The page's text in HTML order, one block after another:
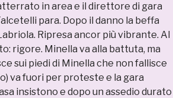
in area e il direttore di gara
para. Dopo il danno la beffa
Ripresa ancor più vibrante. Al
rigore. Minella va alla battuta, ma
sui piedi di Minella che non fallisce
va fuori per proteste e la gara
insistono e dopo un assedio durato